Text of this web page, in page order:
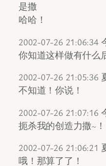
是撒
哈哈！
2002-07-26 21:06:34
你知道这样做有什么
2002-07-26 21:05:36
不知道！你说！
2002-07-26 21:07:16
扼杀我的创造力撒~！
2002-07-26 21:06:21
哦！那算了了！